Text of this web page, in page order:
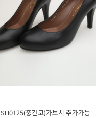
SH0125(중간코)가보시 추가가능